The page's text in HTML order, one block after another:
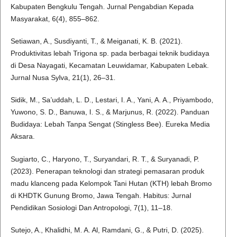
Kabupaten Bengkulu Tengah. Jurnal Pengabdian Kepada
Masyarakat, 6(4), 855–862.
Setiawan, A., Susdiyanti, T., & Meiganati, K. B. (2021).
Produktivitas lebah Trigona sp. pada berbagai teknik budidaya
di Desa Nayagati, Kecamatan Leuwidamar, Kabupaten Lebak.
Jurnal Nusa Sylva, 21(1), 26–31.
Sidik, M., Sa’uddah, L. D., Lestari, I. A., Yani, A. A., Priyambodo,
Yuwono, S. D., Banuwa, I. S., & Marjunus, R. (2022). Panduan
Budidaya: Lebah Tanpa Sengat (Stingless Bee). Eureka Media
Aksara.
Sugiarto, C., Haryono, T., Suryandari, R. T., & Suryanadi, P.
(2023). Penerapan teknologi dan strategi pemasaran produk
madu klanceng pada Kelompok Tani Hutan (KTH) lebah Bromo
di KHDTK Gunung Bromo, Jawa Tengah. Habitus: Jurnal
Pendidikan Sosiologi Dan Antropologi, 7(1), 11–18.
Sutejo, A., Khalidhi, M. A. Al, Ramdani, G., & Putri, D. (2025).